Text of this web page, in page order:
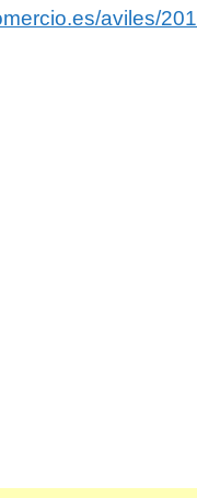
aviles/